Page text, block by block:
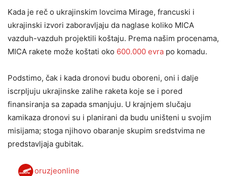
Kada je reč o ukrajinskim lovcima Mirage, francuski i
ukrajinski izvori zaboravljaju da naglase koliko MICA
vazduh-vazduh projektili koštaju. Prema našim procenama,
MICA rakete može koštati oko 600.000 evra po komadu.
Podstimo, čak i kada dronovi budu oboreni, oni i dalje
iscrpljuju ukrajinske zalihe raketa koje se i pored
finansiranja sa zapada smanjuju. U krajnjem slučaju
kamikaza dronovi su i planirani da budu uništeni u svojim
misijama; stoga njihovo obaranje skupim sredstvima ne
predstavljaja gubitak.
oruzjeonline